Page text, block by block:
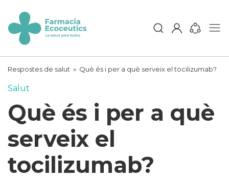
content
ecoceutics
Respostes de salut » Què és i per a què serveix el tocilizumab?
Salut
Què és i per a què
serveix el
tocilizumab?